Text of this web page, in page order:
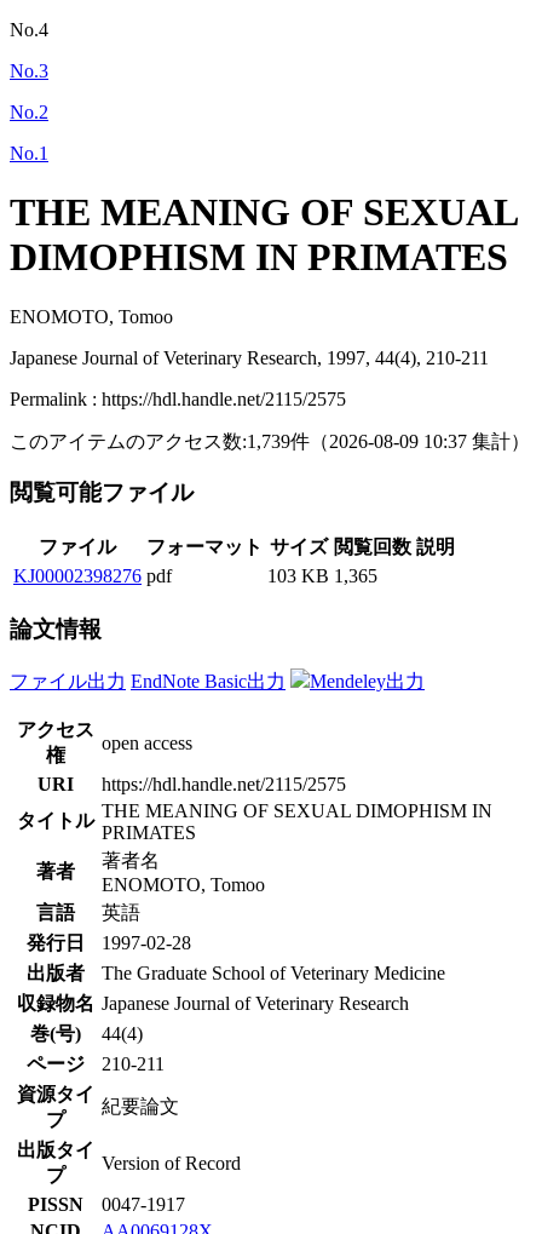
No.4
No.3
No.2
No.1
THE MEANING OF SEXUAL
DIMOPHISM IN PRIMATES
ENOMOTO, Tomoo
Japanese Journal of Veterinary Research, 1997, 44(4), 210-211
Permalink : https://hdl.handle.net/2115/2575
このアイテムのアクセス数:1,739件 （2026-08-09 10:37 集計）
閲覧可能ファイル
ファイル フォーマット サイズ 閲覧回数 説明
KJ00002398276 pdf 103 KB 1,365
論文情報
ファイル出力 EndNote Basic出力 Mendeley出力
アクセス
権
open access
URI
https://hdl.handle.net/2115/2575
タイトル THE MEANING OF SEXUAL DIMOPHISM IN
PRIMATES
著者
著者名
ENOMOTO, Tomoo
言語
英語
発行日
1997-02-28
出版者
The Graduate School of Veterinary Medicine
収録物名 Japanese Journal of Veterinary Research
巻(号)
44(4)
ページ
210-211
資源タイ
プ
紀要論文
出版タイ
プ
Version of Record
PISSN
0047-1917